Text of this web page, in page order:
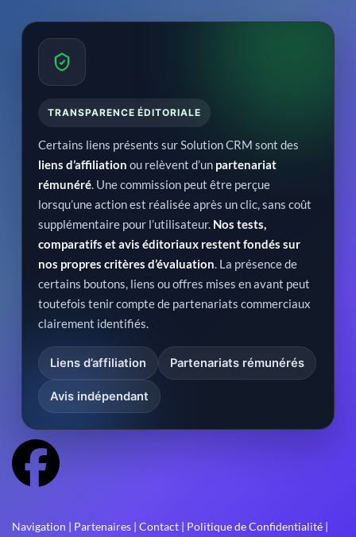
TRANSPARENCE ÉDITORIALE
Certains liens présents sur Solution CRM sont des
liens d’affiliation ou relèvent d’un partenariat
rémunéré. Une commission peut être perçue
lorsqu’une action est réalisée après un clic, sans coût
supplémentaire pour l’utilisateur. Nos tests,
comparatifs et avis éditoriaux restent fondés sur
nos propres critères d’évaluation. La présence de
certains boutons, liens ou offres mises en avant peut
toutefois tenir compte de partenariats commerciaux
clairement identifiés.
Liens d’affiliation Partenariats rémunérés
Avis indépendant
Navigation | Partenaires | Contact | Politique de Confidentialité |